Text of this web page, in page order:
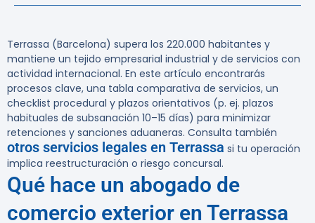
Terrassa (Barcelona) supera los 220.000 habitantes y
mantiene un tejido empresarial industrial y de servicios con
actividad internacional. En este artículo encontrarás
procesos clave, una tabla comparativa de servicios, un
checklist procedural y plazos orientativos (p. ej. plazos
habituales de subsanación 10–15 días) para minimizar
retenciones y sanciones aduaneras. Consulta también
otros servicios legales en Terrassa si tu operación
implica reestructuración o riesgo concursal.
Qué hace un abogado de
comercio exterior en Terrassa